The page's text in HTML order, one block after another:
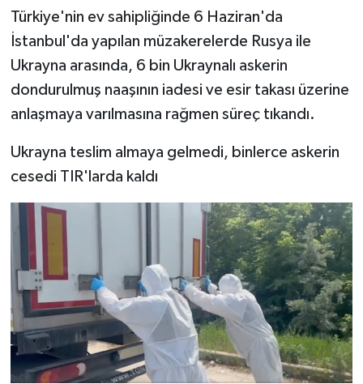
Türkiye'nin ev sahipliğinde 6 Haziran'da
İstanbul'da yapılan müzakerelerde Rusya ile
Ukrayna arasında, 6 bin Ukraynalı askerin
dondurulmuş naaşının iadesi ve esir takası üzerine
anlaşmaya varılmasına rağmen süreç tıkandı.
Ukrayna teslim almaya gelmedi, binlerce askerin
cesedi TIR'larda kaldı